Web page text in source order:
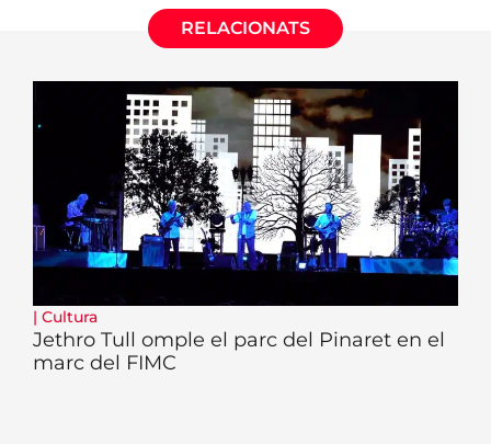
RELACIONATS
| Cultura
Jethro Tull omple el parc del Pinaret en el
marc del FIMC